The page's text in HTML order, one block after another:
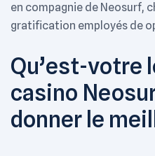
en compagnie de Neosurf,
gratification employés de
Qu’est-votre
casino
donner le